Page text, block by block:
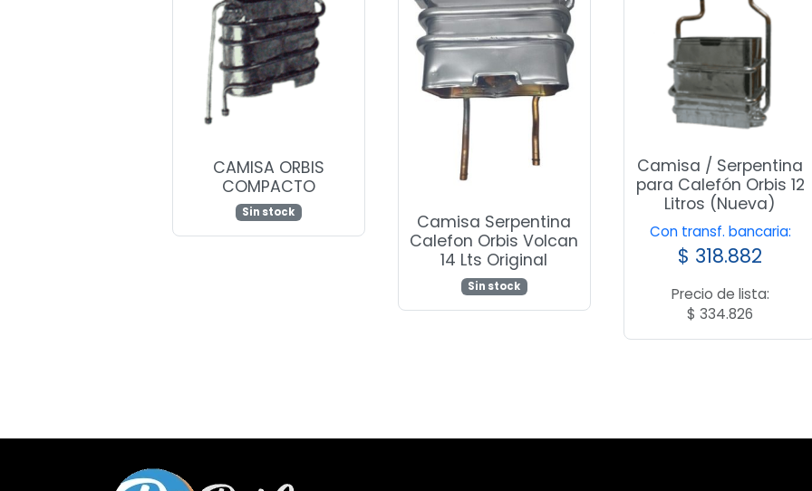
CAMISA ORBIS
COMPACTO
Sin stock
Camisa Serpentina
Calefon Orbis Volcan
14 Lts Original
Sin stock
Camisa / Serpentina
para Calefón Orbis 12
Litros (Nueva)
Con transf. bancaria:
$ 318.882
Precio de lista:
$ 334.826